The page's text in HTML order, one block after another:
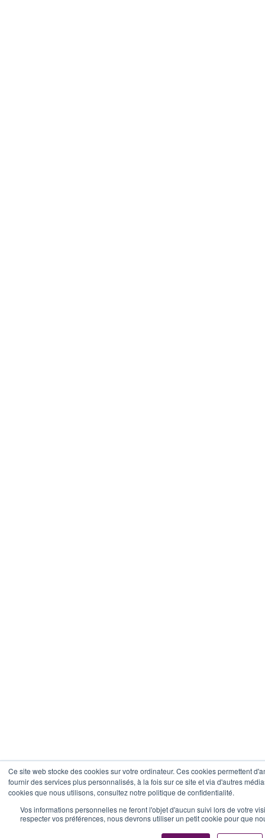
Ce site web stocke des cookies sur votre ordinateur. Ces cookies permettent
fournir des services plus personnalisés, à la fois sur ce site et via d'autres
cookies que nous utilisons, consultez notre politique de confidentialité.
Vos informations personnelles ne feront l'objet d'aucun suivi lors de votre
respecter vos préférences, nous devrons utiliser un petit cookie pour que